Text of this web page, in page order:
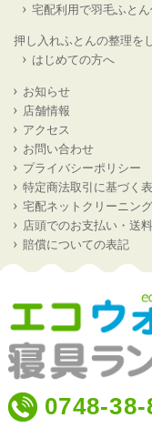
宅配利用で羽毛ふと
押し入れふとんの整理を
はじめての方へ
お知らせ
店舗情報
アクセス
お問い合わせ
プライバシーポリシー
特定商法取引に基づく
宅配ネットクリーニン
店頭でのお支払い・送
賠償についての表記
0748-38-